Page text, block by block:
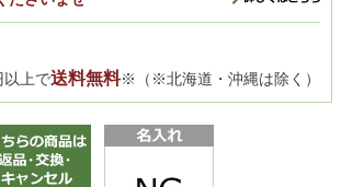
以上で送料無料※（※北海道・沖縄は除く）